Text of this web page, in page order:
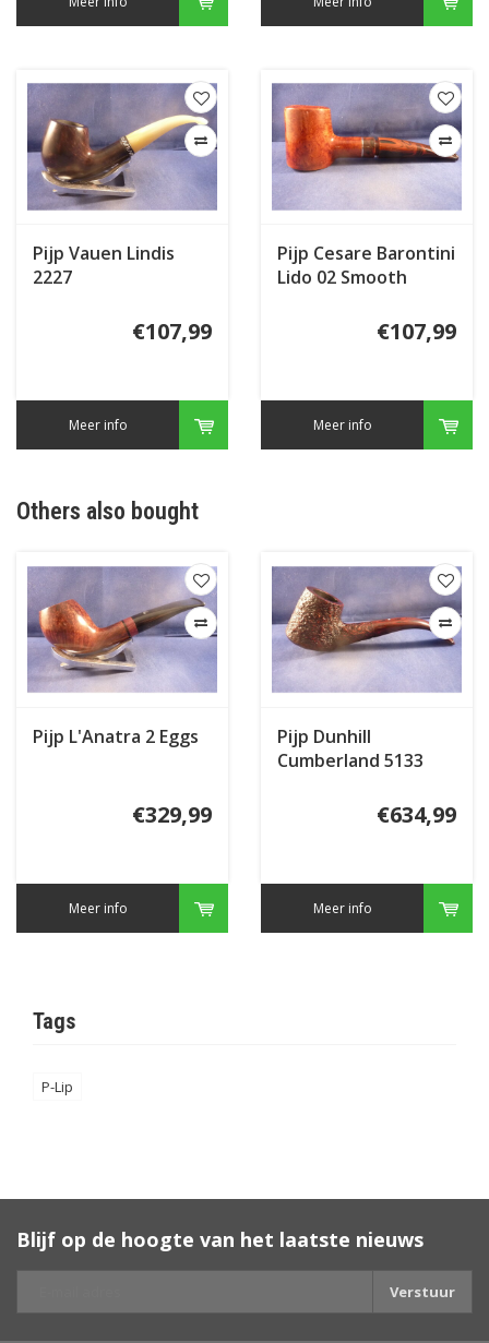
Pijp Vauen Lindis
2227
€107,99
Meer info
Pijp Cesare Barontini
Lido 02 Smooth
€107,99
Meer info
Others also bought
Pijp L'Anatra 2 Eggs
€329,99
Meer info
Pijp Dunhill
Cumberland 5133
€634,99
Meer info
Tags
P-Lip
Blijf op de hoogte van het laatste nieuws
Verstuur